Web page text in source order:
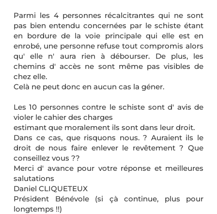
Parmi les 4 personnes récalcitrantes qui ne sont
pas bien entendu concernées par le schiste étant
en bordure de la voie principale qui elle est en
enrobé, une personne refuse tout compromis alors
qu' elle n' aura rien à débourser. De plus, les
chemins d' accès ne sont même pas visibles de
chez elle.
Celà ne peut donc en aucun cas la géner.
Les 10 personnes contre le schiste sont d' avis de
violer le cahier des charges
estimant que moralement ils sont dans leur droit.
Dans ce cas, que risquons nous. ? Auraient ils le
droit de nous faire enlever le revêtement ? Que
conseillez vous ??
Merci d' avance pour votre réponse et meilleures
salutations
Daniel CLIQUETEUX
Président Bénévole (si çà continue, plus pour
longtemps !!)